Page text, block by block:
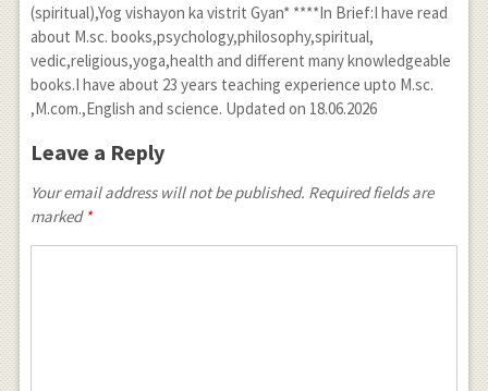
(spiritual),Yog vishayon ka vistrit Gyan* ****In Brief:I have read
about M.sc. books,psychology,philosophy,spiritual,
vedic,religious,yoga,health and different many knowledgeable
books.I have about 23 years teaching experience upto M.sc.
,M.com.,English and science. Updated on 18.06.2026
Leave a Reply
Your email address will not be published. Required fields are
marked *